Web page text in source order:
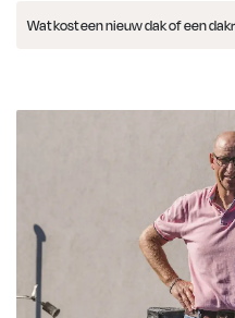
Wat kost een nieuw dak of een